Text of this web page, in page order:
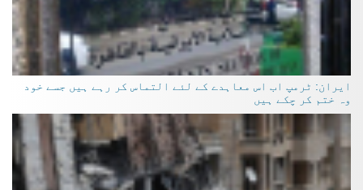
ایران: ٹرمپ اب اس معاہدے کے لئے التماس کر رہے ہیں جسے خود
وہ ختم کر چکے ہیں